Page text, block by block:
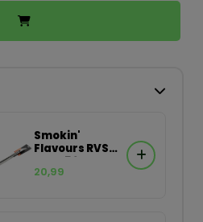
Smokin'
Flavours RVS
tang 50 cm
20,99